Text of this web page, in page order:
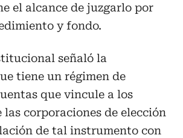
el alcance de juzgarlo por
y fondo.
señaló la
tiene un régimen de
que vincule a los
corporaciones de elección
de tal instrumento con